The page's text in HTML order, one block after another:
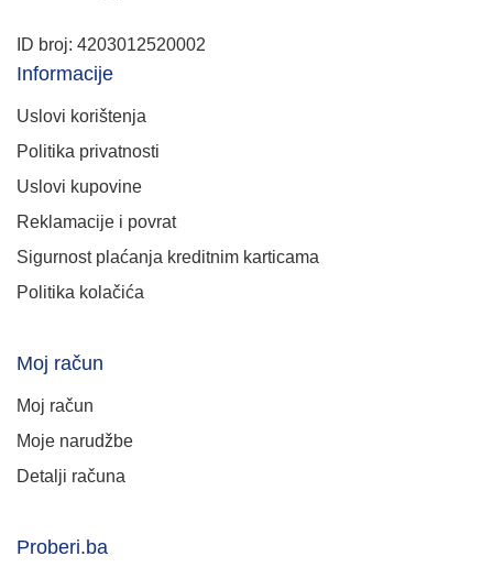
ID broj: 4203012520002
Informacije
Uslovi korištenja
Politika privatnosti
Uslovi kupovine
Reklamacije i povrat
Sigurnost plaćanja kreditnim karticama
Politika kolačića
Moj račun
Moj račun
Moje narudžbe
Detalji računa
Proberi.ba